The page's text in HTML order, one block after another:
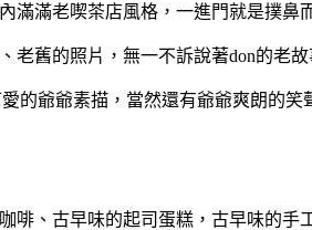
滿滿老喫茶店風格，一進門就是撲鼻
老舊的照片，無一不訴說著don的老故
愛的爺爺素描，當然還有爺爺爽朗的
啡、古早味的起司蛋糕，古早味的手